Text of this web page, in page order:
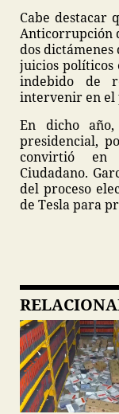
Cabe destacar
Anticorrupción
dos
juicios políticos
indebido de
intervenir en el
En dicho
presidencial,
convirtió en
Ciudadano.
del proceso
de Tesla para